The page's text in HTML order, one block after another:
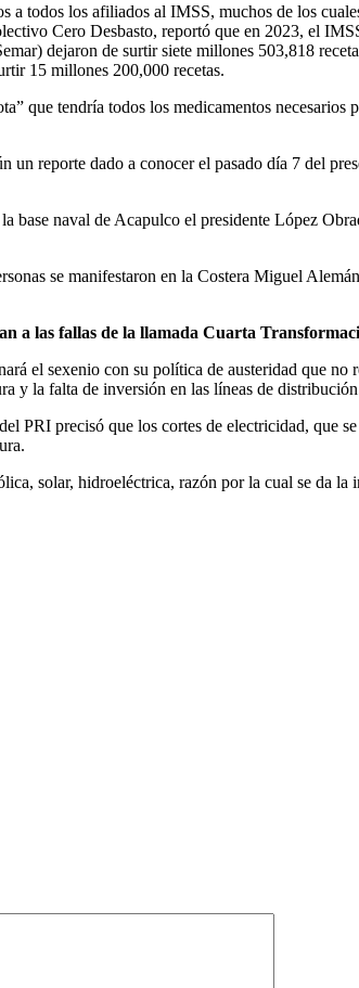
todos los afiliados al IMSS, muchos de los
Cero Desbasto, reportó que en 2023, el
dejaron de surtir siete millones 503,818
15 millones 200,000 recetas.
que tendría todos los medicamentos
reporte dado a conocer el pasado día 7 del
naval de Acapulco el presidente López
se manifestaron en la Costera Miguel
a las fallas de la llamada Cuarta
el sexenio con su política de austeridad que
y la falta de inversión en las líneas de
PRI precisó que los cortes de electricidad, que
solar, hidroeléctrica, razón por la cual se da la